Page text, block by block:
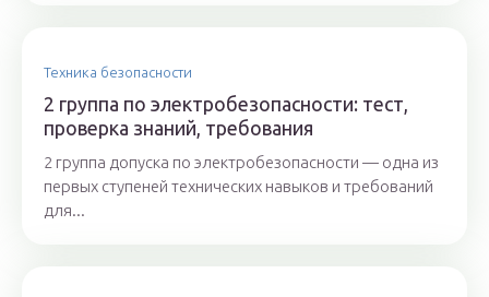
Техника безопасности
2 группа по электробезопасности: тест,
проверка знаний, требования
2 группа допуска по электробезопасности — одна из
первых ступеней технических навыков и требований
для...